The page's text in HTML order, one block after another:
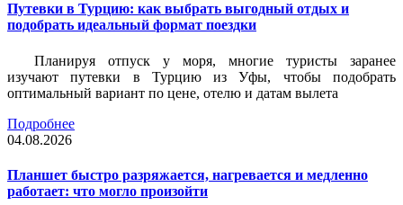
Путевки в Турцию: как выбрать выгодный отдых и
подобрать идеальный формат поездки
Планируя отпуск у моря, многие туристы заранее
изучают путевки в Турцию из Уфы, чтобы подобрать
оптимальный вариант по цене, отелю и датам вылета
Подробнее
04.08.2026
Планшет быстро разряжается, нагревается и медленно
работает: что могло произойти